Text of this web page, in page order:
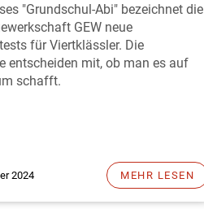
"Grundschul-Abi" bezeichnet die
GEW neue
für Viertklässler. Die
entscheiden mit, ob man es auf
schafft.
2024 MEHR LESEN